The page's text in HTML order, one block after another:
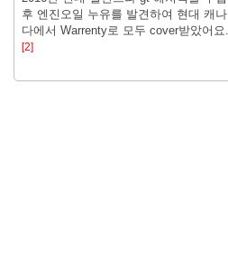
후 엔진오일 누유를 발견하여 현대 캐나
다에서 Warrenty로 모두 cover받았어요.
[2]